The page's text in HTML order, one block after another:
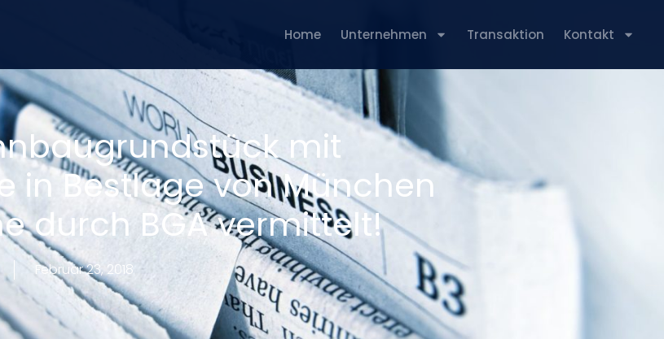
Home Unternehmen Transaktion Kontakt
mit
in Bestlage von München
durch BGA vermittelt!
Februar 23, 2018